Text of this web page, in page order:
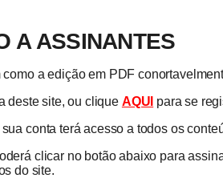
A ASSINANTES
a edição em PDF
deste site, ou clique AQUI para se
conta terá acesso a todos os
clicar no botão abaixo para
do site.